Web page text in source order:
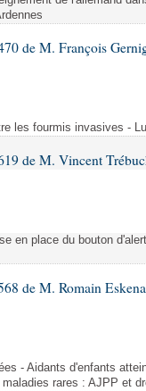
de M. François
les fourmis invasives -
de M. Vincent
en place du bouton
de M. Romain
- Aidants d'enfants
rares : AJPP et